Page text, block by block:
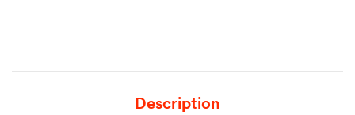
Description